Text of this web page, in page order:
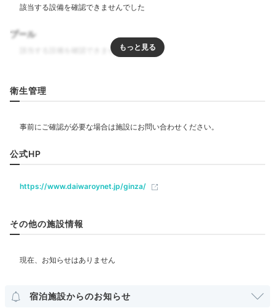
レストラン テーブル席
ディナーは周辺にある豊富な飲食店のほか、ホテル館内
で楽しむのも◎ホテル2階の 「ザ キッチン サルヴァト
ーレ クオモ 銀座」では、薪窯ピッツァや本格イタリア
って♪
20:00
広々としたお風呂で
プール
エステ・マッサージ
飲食
レストラン
ベビー＆子供関連
洋室
インターネット利用可能
衛生管理
公式HP
https://www.daiwaroynet.jp/ginza/
その他の施設情報
宿泊施設からのお知らせ